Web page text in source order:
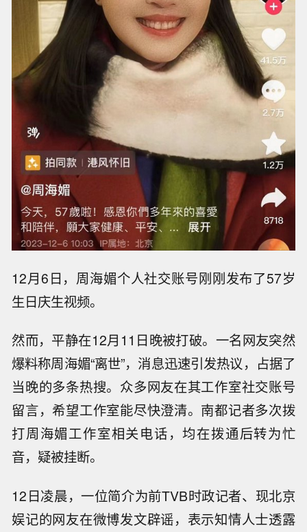
12月6日，周海媚个人社交账号刚刚发布了57岁
生日庆生视频。
然而，平静在12月11日晚被打破。一名网友突然
爆料称周海媚“离世”，消息迅速引发热议，占据了
当晚的多条热搜。众多网友在其工作室社交账号
留言，希望工作室能尽快澄清。南都记者多次拨
打周海媚工作室相关电话，均在拨通后转为忙
音，疑被挂断。
12日凌晨，一位简介为前TVB时政记者、现北京
娱记的网友在微博发文辟谣，表示知情人士透露